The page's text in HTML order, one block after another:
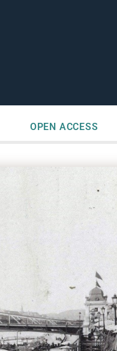
OPEN ACCESS